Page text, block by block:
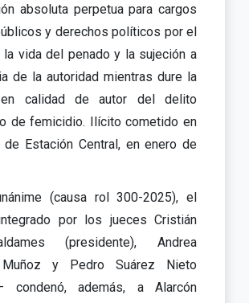
absoluta perpetua para cargos
y derechos políticos por el
vida del penado y la sujeción a
de la autoridad mientras dure la
en calidad de autor del delito
de femicidio. Ilícito cometido en
de Estación Central, en enero de
(causa rol 300-2025), el
por los jueces Cristián
(presidente), Andrea
Muñoz y Pedro Suárez Nieto
condenó, además, a Alarcón